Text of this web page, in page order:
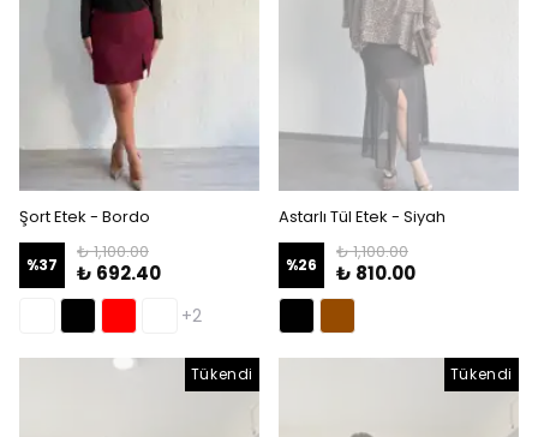
Şort Etek - Bordo
%37
₺ 1,100.00
₺ 692.40
+2
Astarlı Tül Etek - Siyah
%26
₺ 1,100.00
₺ 810.00
Tükendi Tükendi